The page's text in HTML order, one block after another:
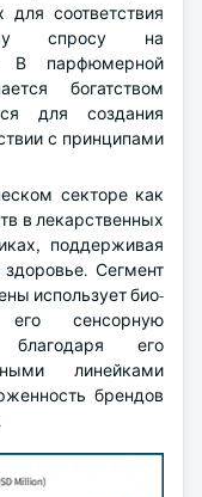
для соответствия
спросу на
В парфюмерной
богатством
для создания
с принципами
секторе как
в лекарственных
поддерживая
Сегмент
использует био-
сенсорную
его
линейками
брендов